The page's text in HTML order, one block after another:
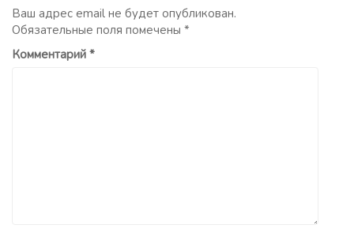
Ваш адрес email не будет опубликован.
Обязательные поля помечены *
Комментарий *